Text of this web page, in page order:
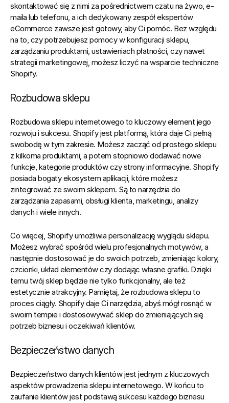
skontaktować się z nimi za pośrednictwem czatu na żywo, e-
maila lub telefonu, a ich dedykowany zespół ekspertów
eCommerce zawsze jest gotowy, aby Ci pomóc. Bez względu
na to, czy potrzebujesz pomocy w konfiguracji sklepu,
zarządzaniu produktami, ustawieniach płatności, czy nawet
strategii marketingowej, możesz liczyć na wsparcie techniczne
Shopify.
Rozbudowa sklepu
Rozbudowa sklepu internetowego to kluczowy element jego
rozwoju i sukcesu. Shopify jest platformą, która daje Ci pełną
swobodę w tym zakresie. Możesz zacząć od prostego sklepu
z kilkoma produktami, a potem stopniowo dodawać nowe
funkcje, kategorie produktów czy strony informacyjne. Shopify
posiada bogaty ekosystem aplikacji, które możesz
zintegrować ze swoim sklepem. Są to narzędzia do
zarządzania zapasami, obsługi klienta, marketingu, analizy
danych i wiele innych.
Co więcej, Shopify umożliwia personalizację wyglądu sklepu.
Możesz wybrać spośród wielu profesjonalnych motywów, a
następnie dostosować je do swoich potrzeb, zmieniając kolory,
czcionki, układ elementów czy dodając własne grafiki. Dzięki
temu twój sklep będzie nie tylko funkcjonalny, ale też
estetycznie atrakcyjny. Pamiętaj, że rozbudowa sklepu to
proces ciągły. Shopify daje Ci narzędzia, abyś mógł rosnąć w
swoim tempie i dostosowywać sklep do zmieniających się
potrzeb biznesu i oczekiwań klientów.
Bezpieczeństwo danych
Bezpieczeństwo danych klientów jest jednym z kluczowych
aspektów prowadzenia sklepu internetowego. W końcu to
zaufanie klientów jest podstawą sukcesu każdego biznesu